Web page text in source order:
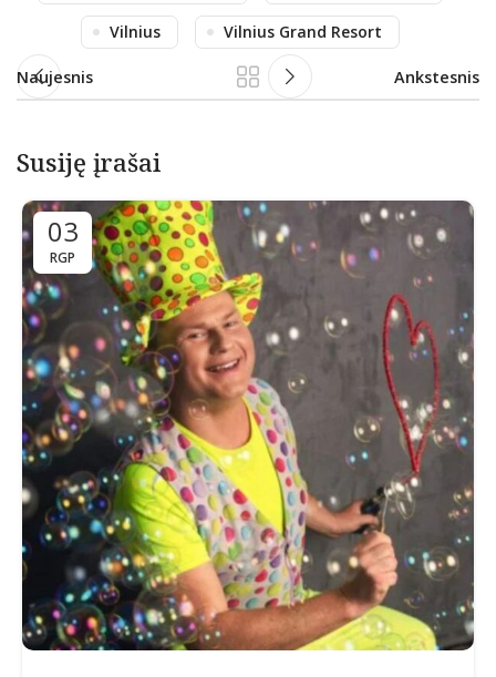
Vilnius Vilnius Grand Resort
Naujesnis Ankstesnis
Susiję įrašai
03
RGP